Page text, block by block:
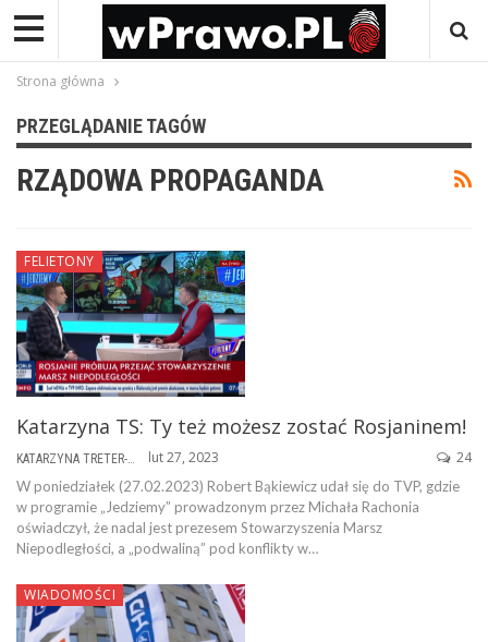
Strona główna
PRZEGLĄDANIE TAGÓW
RZĄDOWA PROPAGANDA
FELIETONY
Katarzyna TS: Ty też możesz zostać Rosjaninem!
lut 27, 2023 24
W poniedziałek (27.02.2023) Robert Bąkiewicz udał się do TVP, gdzie
w programie „Jedziemy” prowadzonym przez Michała Rachonia
oświadczył, że nadal jest prezesem Stowarzyszenia Marsz
Niepodległości, a „podwaliną” pod konflikty w…
WIADOMOŚCI